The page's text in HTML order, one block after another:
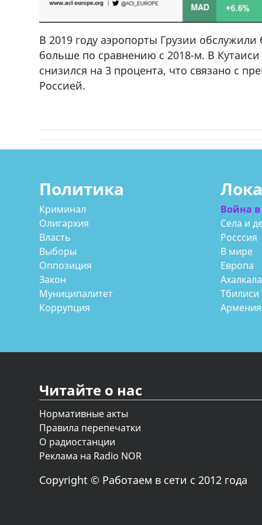
В 2019 году аэропорты Грузии
больше по сравнению с 2018-м. В
снизился на 3 процента, что связано с
Россией.
Политика
Криминал
Олигархия
Власть
Выборы
Оппозиция
Закон
Муниципалитет
Коррупция
Война
Села и
Росссия
В мире
Европа
Тбилиси
Армения
Читайте о нас
Нормативные акты
Правила перепечатки
О радиостанции
Реклама на Radio NOR
Copyright © Работаем в сети с 2012 года